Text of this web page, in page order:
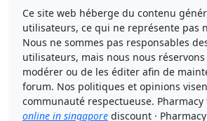
Ce site web héberge du contenu
utilisateurs, ce qui ne représente pas
Nous ne sommes pas responsables
utilisateurs, mais nous nous
modérer ou de les éditer afin de
forum. Nos politiques et opinions
communauté respectueuse. Pharmacy
online in singapore discount ·